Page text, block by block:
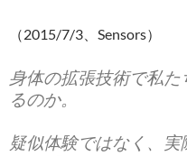
（2015/7/3、Sensors）
身体の拡張技術で私
るのか。
疑似体験ではなく、